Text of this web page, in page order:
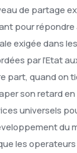
de partage
pour répondre
exigée dans les
par l’Etat
part, quand on
son retard
universels
du
les